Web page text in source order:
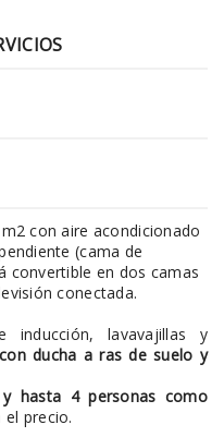
con aire acondicionado
(cama de
convertible en dos camas
conectada.
inducción, lavavajillas y
ducha a ras de suelo y
hasta 4 personas como
precio.